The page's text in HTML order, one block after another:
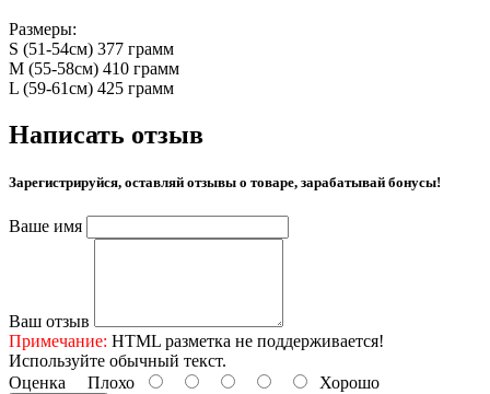
Размеры:
S (51-54см) 377 грамм
M (55-58см) 410 грамм
L (59-61см) 425 грамм
Написать отзыв
Зарегистрируйся, оставляй отзывы о товаре, зарабатывай бонусы!
Ваше имя
Ваш отзыв
Примечание: HTML разметка не поддерживается!
Используйте обычный текст.
Оценка Плохо Хорошо